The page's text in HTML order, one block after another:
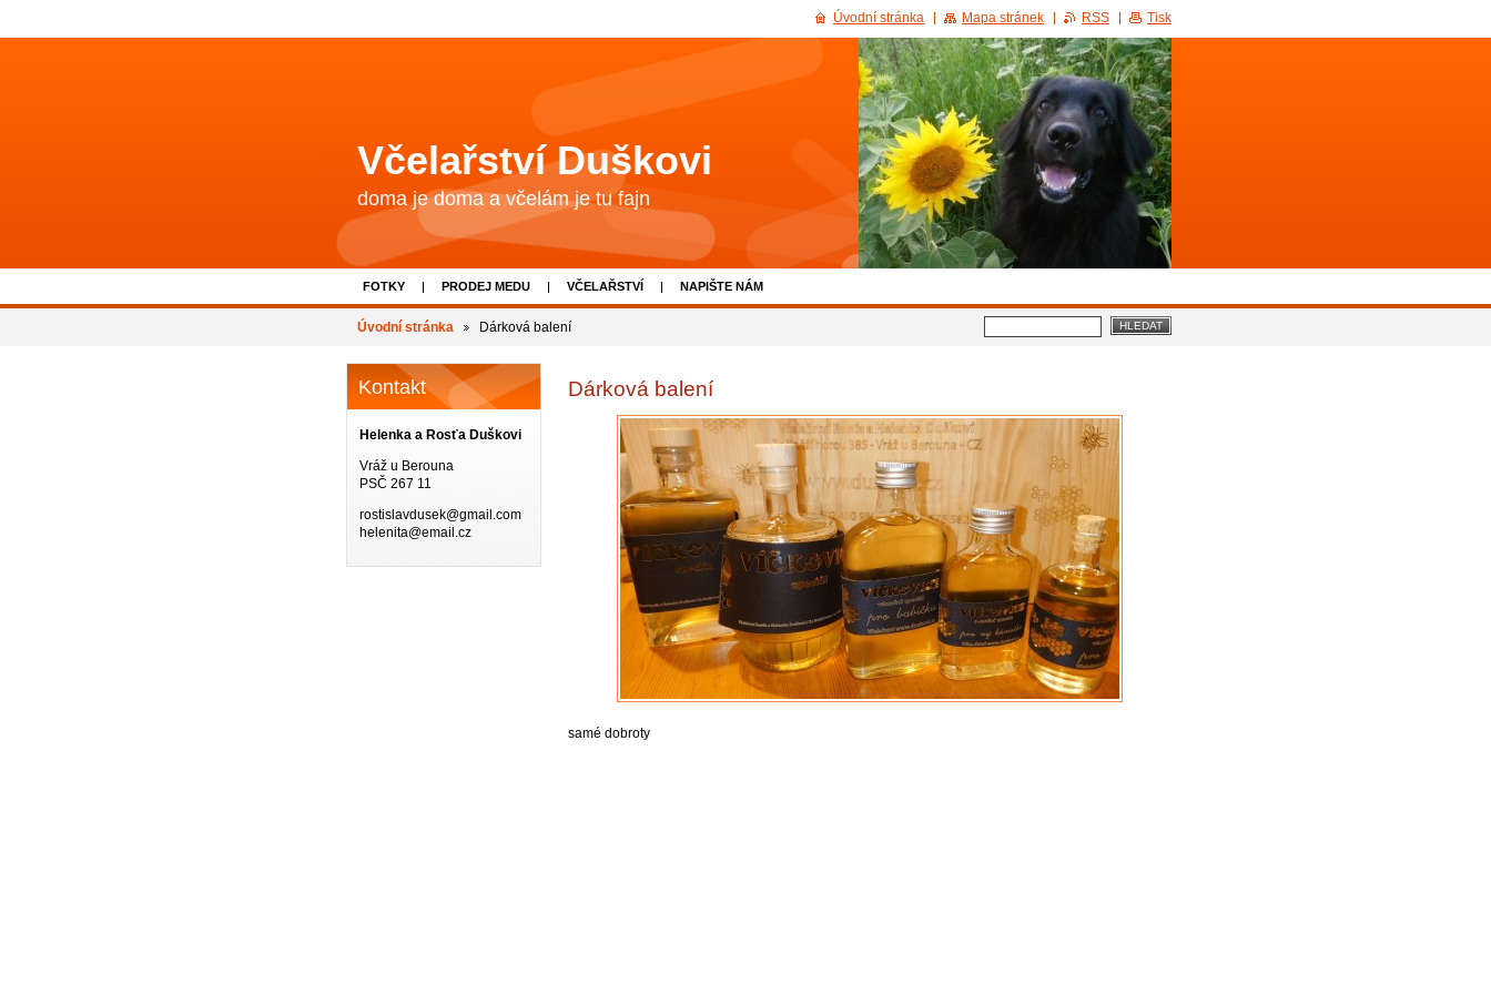
Včelařství Duškovi
doma je doma a včelám je tu fajn
FOTKY PRODEJ MEDU VČELAŘSTVÍ NAPIŠTE NÁM
Úvodní stránka Dárková balení
Dárková balení
samé dobroty
Kontakt
Helenka a Rosťa Duškovi
Vráž u Berouna
PSČ 267 11
rostislavdusek@gmail.com
helenita@email.cz
Úvodní stránka Mapa stránek RSS Tisk